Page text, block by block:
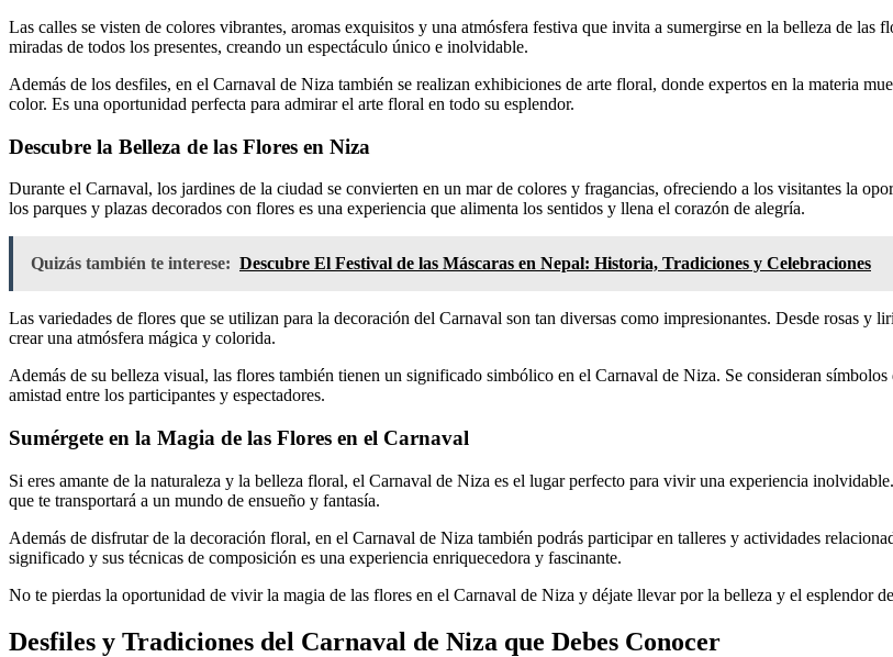
Las calles se visten de colores vibrantes, aromas exquisitos y una atmósfera festiva que invita a sumergirse en la belleza de las
miradas de todos los presentes, creando un espectáculo único e inolvidable.
Además de los desfiles, en el Carnaval de Niza también se realizan exhibiciones de arte floral, donde expertos en la materia
color. Es una oportunidad perfecta para admirar el arte floral en todo su esplendor.
Descubre la Belleza de las Flores en Niza
Durante el Carnaval, los jardines de la ciudad se convierten en un mar de colores y fragancias, ofreciendo a los visitantes la
los parques y plazas decorados con flores es una experiencia que alimenta los sentidos y llena el corazón de alegría.
Quizás también te interese: Descubre El Festival de las Máscaras en Nepal: Historia, Tradiciones y Celebraciones
Las variedades de flores que se utilizan para la decoración del Carnaval son tan diversas como impresionantes. Desde rosas y
crear una atmósfera mágica y colorida.
Además de su belleza visual, las flores también tienen un significado simbólico en el Carnaval de Niza. Se consideran
amistad entre los participantes y espectadores.
Sumérgete en la Magia de las Flores en el Carnaval
Si eres amante de la naturaleza y la belleza floral, el Carnaval de Niza es el lugar perfecto para vivir una experiencia
que te transportará a un mundo de ensueño y fantasía.
Además de disfrutar de la decoración floral, en el Carnaval de Niza también podrás participar en talleres y actividades
significado y sus técnicas de composición es una experiencia enriquecedora y fascinante.
No te pierdas la oportunidad de vivir la magia de las flores en el Carnaval de Niza y déjate llevar por la belleza y el esplendor
Desfiles y Tradiciones del Carnaval de Niza que Debes Conocer